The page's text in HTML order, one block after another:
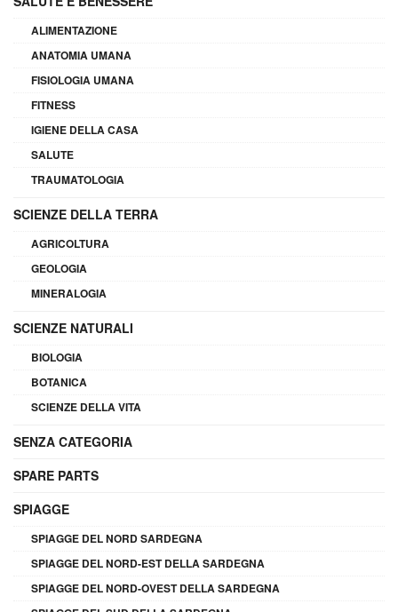
ALIMENTAZIONE
ANATOMIA UMANA
FISIOLOGIA UMANA
FITNESS
IGIENE DELLA CASA
SALUTE
TRAUMATOLOGIA
SCIENZE DELLA TERRA
AGRICOLTURA
GEOLOGIA
MINERALOGIA
SCIENZE NATURALI
BIOLOGIA
BOTANICA
SCIENZE DELLA VITA
SENZA CATEGORIA
SPARE PARTS
SPIAGGE
SPIAGGE DEL NORD SARDEGNA
SPIAGGE DEL NORD-EST DELLA SARDEGNA
SPIAGGE DEL NORD-OVEST DELLA SARDEGNA